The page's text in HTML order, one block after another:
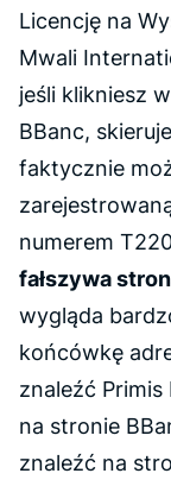
Licencję na
Mwali
jeśli klikniesz
BBanc,
faktycznie
numerem
fałszywa
wygląda
końcówkę
znaleźć
na stronie
znaleźć na